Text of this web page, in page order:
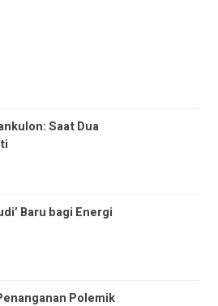
Saat Dua
Baru bagi Energi
Polemik